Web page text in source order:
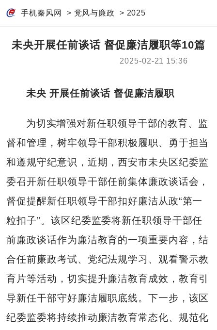
手机秦风网 > 党风与廉政 > 2025
未央开展任前谈话 督促廉洁履职等10篇
2025-02-21 15:36
未央 开展任前谈话 督促廉洁履职
为切实增强对新任职领导干部的教育、监
督和管理，树牢领导干部积极履职、勇于担当
和遵规守纪意识，近期，西安市未央区纪委监
委召开新任职领导干部任前集体廉政谈话会，
督促提醒新任职领导干部扣好廉洁从政“第一
粒扣子”。该区纪委监委将新任职领导干部任
前廉政谈话作为廉洁教育的一项重要内容，结
合任前廉政考试、党纪法规学习、观看警示教
育片等活动，切实提升廉洁教育成效，教育引
导新任干部守好廉洁履职底线。下一步，该区
纪委监委将持续推动廉洁教育常态化、规范化